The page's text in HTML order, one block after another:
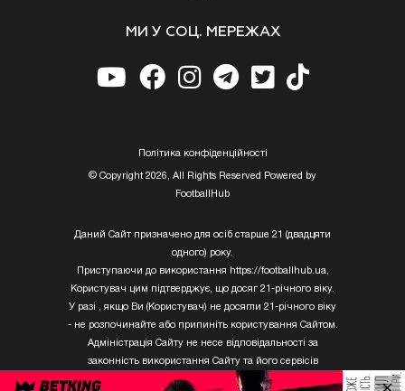
МИ У СОЦ. МЕРЕЖАХ
Полiтика конфiденцiйностi
© Copyright 2026, All Rights Reserved Powered by
FootballHub
Даний Сайт призначено для осіб старше 21 (двадцяти
одного) року.
Приступаючи до використання https://footballhub.ua,
Користувач цим підтверджує, що досяг 21-річного віку.
У разі , якщо Ви (Користувач) не досягли 21-річного віку
- не розпочинайте або припиніть користування Сайтом.
Адміністрація Сайту не несе відповідальності за
законність використання Сайту та його сервісів
Користувачем, який не досяг 21-річного віку.